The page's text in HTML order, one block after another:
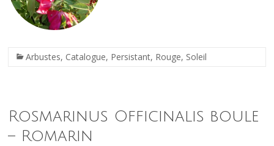
Arbustes, Catalogue, Persistant, Rouge, Soleil
Rosmarinus Officinalis boule
– Romarin